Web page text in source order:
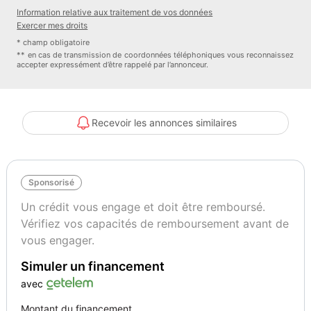
- retroviseurs degivrants : oui
- aide au démarrage en pente : oui
- climatisation : manuelle
- abs : oui
Couleur
Puissance réelle
Vignette Crit’Air
Information relative aux traitement de vos données
Exercer mes droits
* champ obligatoire
** en cas de transmission de coordonnées téléphoniques vous reconnaissez
accepter expressément d’être rappelé par l’annonceur.
Recevoir les annonces similaires
Sponsorisé
Un crédit vous engage et doit être remboursé.
Vérifiez vos capacités de remboursement avant de
vous engager.
Simuler un financement
avec